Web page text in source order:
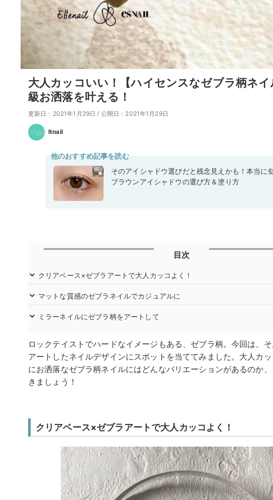
大人カッコいい！【ハイセンスなゼブラ柄ネ
級お洒落を叶える！
更新日：2021年1月29日 / 公開日：2021年1月29日
Itnail
他のおすすめ記事を読む
そのアイシャドウ選びだと残念見えかも！本当に
ブラウンアイシャドウの選び方＆塗り方
目次
クリアベース×ゼブラアートで大人カッコよく！
マットな質感のゼブラネイルでカジュアルに
ミラーネイルにゼブラ柄をアートして
ロックテイストでハードなイメージもある、ゼブラ柄。今回は、
アートしたネイルデザインにスポットを当ててみました。大人カ
にお洒落なゼブラ柄ネイルにはどんなバリエーションがあるのか
きましょう！
クリアベース×ゼブラアートで大人カッコよく！